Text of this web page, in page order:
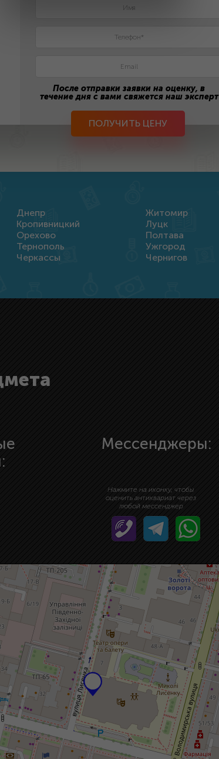
После отправки заявки на оценку, в
течение дня с вами свяжется наш эксперт
ПОЛУЧИТЬ ЦЕНУ
Днепр Житомир
Кропивницкий Луцк
Орехово Полтава
Тернополь Ужгород
Черкассы Чернигов
Мессенджеры:
Нажмите на иконку, чтобы
оценить антиквариат через
любой мессенджер